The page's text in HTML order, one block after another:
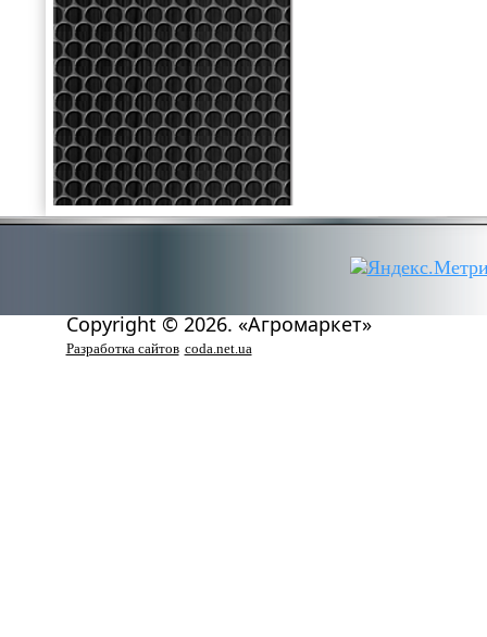
Copyright © 2026. «Агромаркет»
Разработка сайтов coda.net.ua